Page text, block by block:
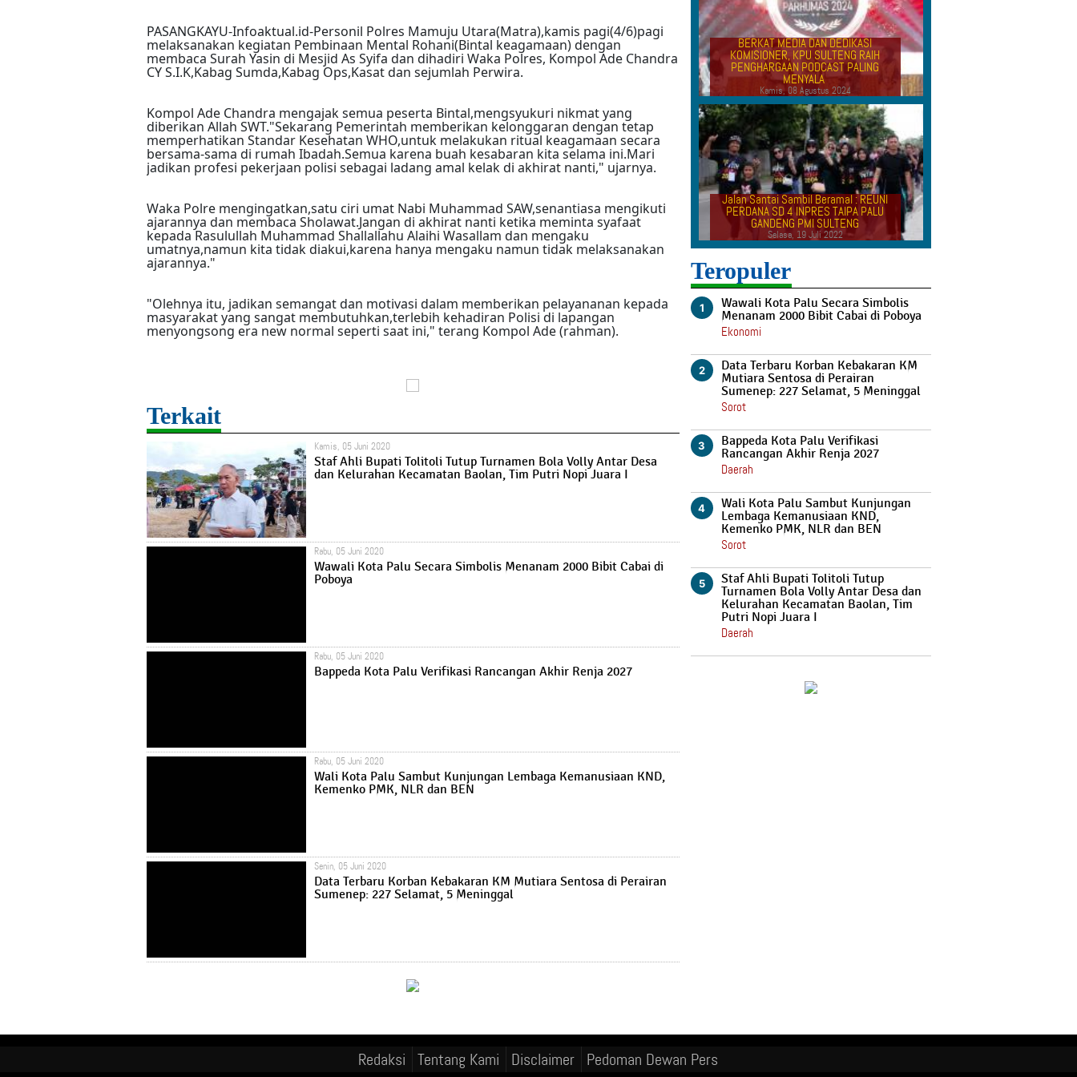
PASANGKAYU-Infoaktual.id-Personil Polres Mamuju Utara(Matra),kamis pagi(4/6)pagi
melaksanakan kegiatan Pembinaan Mental Rohani(Bintal keagamaan) dengan
membaca Surah Yasin di Mesjid As Syifa dan dihadiri Waka Polres, Kompol Ade Chandra
CY S.I.K,Kabag Sumda,Kabag Ops,Kasat dan sejumlah Perwira.
Kompol Ade Chandra mengajak semua peserta Bintal,mengsyukuri nikmat yang
diberikan Allah SWT."Sekarang Pemerintah memberikan kelonggaran dengan tetap
memperhatikan Standar Kesehatan WHO,untuk melakukan ritual keagamaan secara
bersama-sama di rumah Ibadah.Semua karena buah kesabaran kita selama ini.Mari
jadikan profesi pekerjaan polisi sebagai ladang amal kelak di akhirat nanti," ujarnya.
Waka Polre mengingatkan,satu ciri umat Nabi Muhammad SAW,senantiasa mengikuti
ajarannya dan membaca Sholawat.Jangan di akhirat nanti ketika meminta syafaat
kepada Rasulullah Muhammad Shallallahu Alaihi Wasallam dan mengaku
umatnya,namun kita tidak diakui,karena hanya mengaku namun tidak melaksanakan
ajarannya."
"Olehnya itu, jadikan semangat dan motivasi dalam memberikan pelayananan kepada
masyarakat yang sangat membutuhkan,terlebih kehadiran Polisi di lapangan
menyongsong era new normal seperti saat ini," terang Kompol Ade (rahman).
Terkait
Kamis, 05 Juni 2020
Staf Ahli Bupati Tolitoli Tutup Turnamen Bola Volly Antar Desa
dan Kelurahan Kecamatan Baolan, Tim Putri Nopi Juara I
Rabu, 05 Juni 2020
Wawali Kota Palu Secara Simbolis Menanam 2000 Bibit Cabai di
Poboya
Rabu, 05 Juni 2020
Bappeda Kota Palu Verifikasi Rancangan Akhir Renja 2027
Rabu, 05 Juni 2020
Wali Kota Palu Sambut Kunjungan Lembaga Kemanusiaan KND,
Kemenko PMK, NLR dan BEN
Senin, 05 Juni 2020
Data Terbaru Korban Kebakaran KM Mutiara Sentosa di Perairan
Sumenep: 227 Selamat, 5 Meninggal
BERKAT MEDIA DAN DEDIKASI
KOMISIONER, KPU SULTENG RAIH
PENGHARGAAN PODCAST PALING
MENYALA
Kamis, 08 Agustus 2024
Jalan Santai Sambil Beramal : REUNI
PERDANA SD 4 INPRES TAIPA PALU
GANDENG PMI SULTENG
Selasa, 19 Juli 2022
Teropuler
1
Wawali Kota Palu Secara Simbolis
Menanam 2000 Bibit Cabai di Poboya
Ekonomi
2
Data Terbaru Korban Kebakaran KM
Mutiara Sentosa di Perairan
Sumenep: 227 Selamat, 5 Meninggal
Sorot
3
Bappeda Kota Palu Verifikasi
Rancangan Akhir Renja 2027
Daerah
4
Wali Kota Palu Sambut Kunjungan
Lembaga Kemanusiaan KND,
Kemenko PMK, NLR dan BEN
Sorot
5
Staf Ahli Bupati Tolitoli Tutup
Turnamen Bola Volly Antar Desa dan
Kelurahan Kecamatan Baolan, Tim
Putri Nopi Juara I
Daerah
Redaksi Tentang Kami Disclaimer Pedoman Dewan Pers